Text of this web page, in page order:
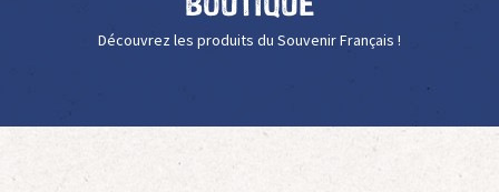
Découvrez les produits du Souvenir Français !